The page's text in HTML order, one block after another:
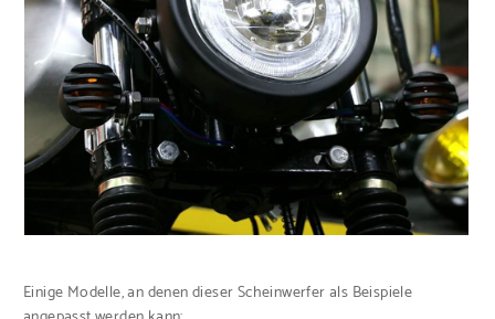
Einige Modelle, an denen dieser Scheinwerfer als Beispiele